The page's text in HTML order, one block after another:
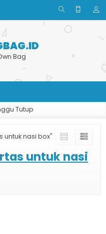
Bag
Tutup
untuk nasi box"
untuk nasi